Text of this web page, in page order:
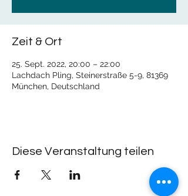
Zeit & Ort
25. Sept. 2022, 20:00 – 22:00
Lachdach Pling, Steinerstraße 5-9, 81369
München, Deutschland
Diese Veranstaltung teilen